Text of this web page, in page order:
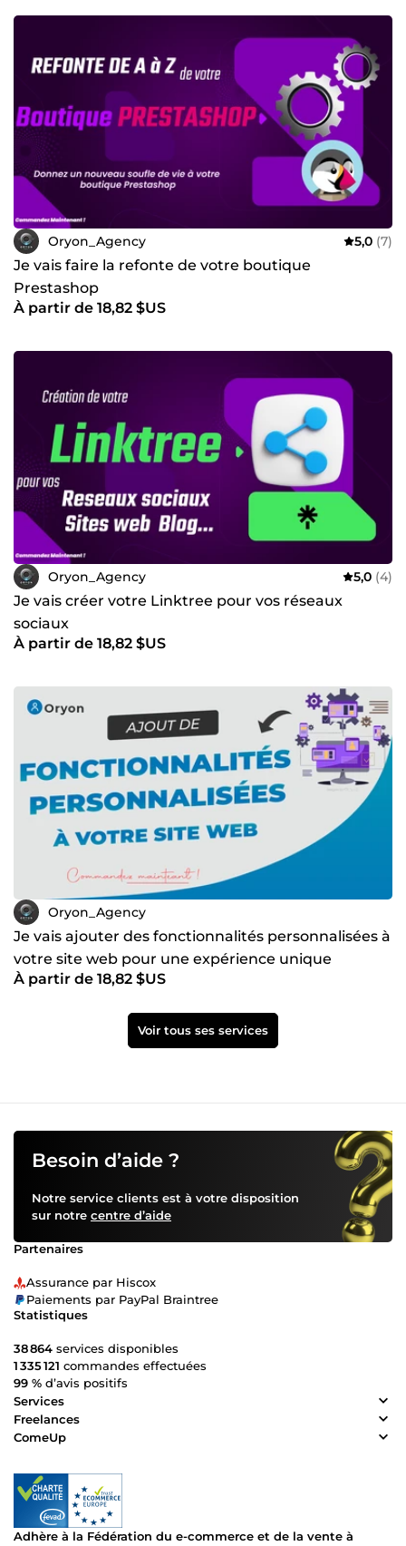
Oryon_Agency 5,0 (7)
Je vais faire la refonte de votre boutique
Prestashop
À partir de 18,82 $US
Oryon_Agency 5,0 (4)
Je vais créer votre Linktree pour vos réseaux
sociaux
À partir de 18,82 $US
Oryon_Agency
Je vais ajouter des fonctionnalités personnalisées à
votre site web pour une expérience unique
À partir de 18,82 $US
Voir tous ses services
Besoin d’aide ?
Notre service clients est à votre disposition
sur notre centre d’aide
Partenaires
Assurance par Hiscox
Paiements par PayPal Braintree
Statistiques
38 864 services disponibles
1 335 121 commandes effectuées
99 % d’avis positifs
Services
Freelances
ComeUp
Adhère à la Fédération du e-commerce et de la vente à